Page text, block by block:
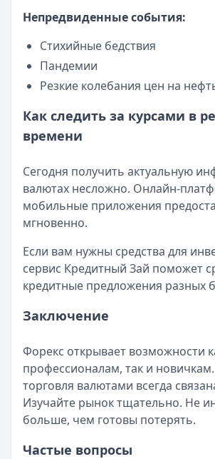
Сумма: до30 000₽
Срок до:21дней
Рейтинг:
Срочноденьги
Сумма: до15 000₽
Срок до: 30дней
Деньги сразу— Стандартный
Срок до:365 дней
Рейтинг:4.6(14 отзывов)
Все займы
Непредвиденные события:
Стихийные бедствия
Пандемии
Резкие колебания цен на
Как следить за курсами в
времени
Сегодня получить актуальную
валютах несложно. Онлайн-
мобильные приложения
мгновенно.
Если вам нужны средства для
сервис Кредитный Зай поможет
кредитные предложения разных
Заключение
Форекс открывает возможности
профессионалам, так и
торговля валютами всегда
Изучайте рынок тщательно. Не
больше, чем готовы потерять.
Частые вопросы